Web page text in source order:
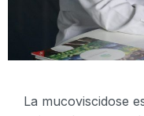
La mucoviscidose